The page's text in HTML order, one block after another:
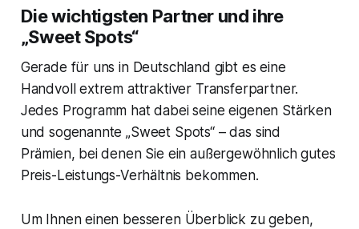
Die wichtigsten Partner und ihre
„Sweet Spots“
Gerade für uns in Deutschland gibt es eine
Handvoll extrem attraktiver Transferpartner.
Jedes Programm hat dabei seine eigenen Stärken
und sogenannte „Sweet Spots“ – das sind
Prämien, bei denen Sie ein außergewöhnlich gutes
Preis-Leistungs-Verhältnis bekommen.
Um Ihnen einen besseren Überblick zu geben,